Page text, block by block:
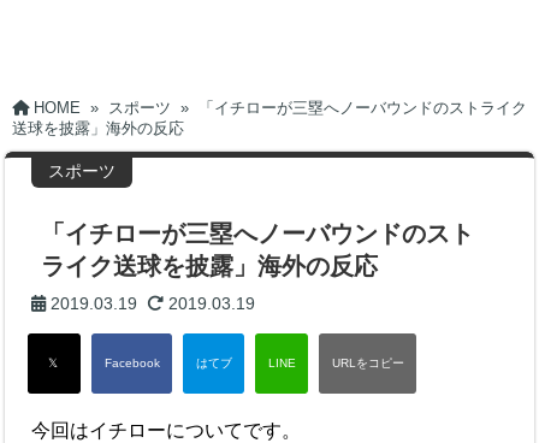
HOME » スポーツ »
「イチローが三塁へノーバウンドのストライク
送球を披露」海外の反応
スポーツ
「イチローが三塁へノーバウンドのスト
ライク送球を披露」海外の反応
2019.03.19 2019.03.19
今回はイチローについてです。